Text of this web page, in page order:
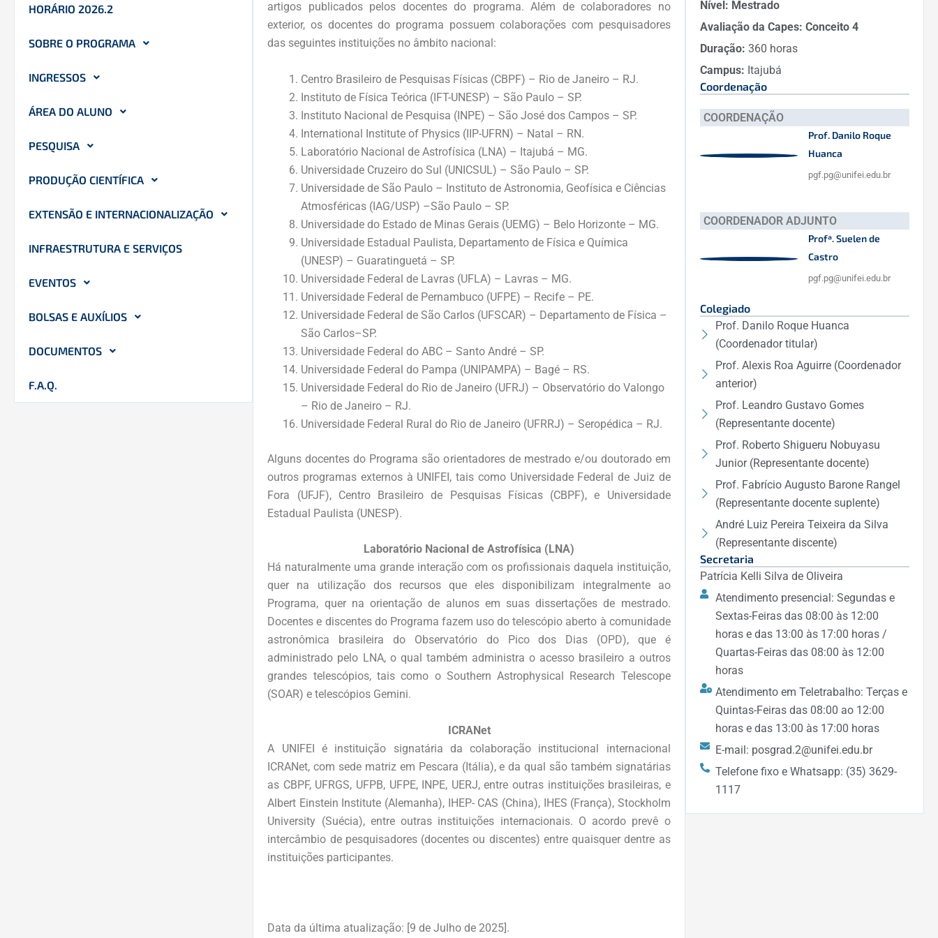
HORÁRIO 2026.2
SOBRE O PROGRAMA
INGRESSOS
ÁREA DO ALUNO
PESQUISA
PRODUÇÃO CIENTÍFICA
EXTENSÃO E INTERNACIONALIZAÇÃO
INFRAESTRUTURA E SERVIÇOS
EVENTOS
BOLSAS E AUXÍLIOS
DOCUMENTOS
F.A.Q.
artigos publicados pelos docentes do programa. Além de colaboradores no
exterior, os docentes do programa possuem colaborações com pesquisadores
das seguintes instituições no âmbito nacional:
Centro Brasileiro de Pesquisas Físicas (CBPF) – Rio de Janeiro – RJ.
Instituto de Física Teórica (IFT-UNESP) – São Paulo – SP.
Instituto Nacional de Pesquisa (INPE) – São José dos Campos – SP.
International Institute of Physics (IIP-UFRN) – Natal – RN.
Laboratório Nacional de Astrofísica (LNA) – Itajubá – MG.
Universidade Cruzeiro do Sul (UNICSUL) – São Paulo – SP.
Universidade de São Paulo – Instituto de Astronomia, Geofísica e Ciências
Atmosféricas (IAG/USP) –São Paulo – SP.
Universidade do Estado de Minas Gerais (UEMG) – Belo Horizonte – MG.
Universidade Estadual Paulista, Departamento de Física e Química
(UNESP) – Guaratinguetá – SP.
Universidade Federal de Lavras (UFLA) – Lavras – MG.
Universidade Federal de Pernambuco (UFPE) – Recife – PE.
Universidade Federal de São Carlos (UFSCAR) – Departamento de Física –
São Carlos–SP.
Universidade Federal do ABC – Santo André – SP.
Universidade Federal do Pampa (UNIPAMPA) – Bagé – RS.
Universidade Federal do Rio de Janeiro (UFRJ) – Observatório do Valongo
– Rio de Janeiro – RJ.
Universidade Federal Rural do Rio de Janeiro (UFRRJ) – Seropédica – RJ.
Alguns docentes do Programa são orientadores de mestrado e/ou doutorado em
outros programas externos à UNIFEI, tais como Universidade Federal de Juiz de
Fora (UFJF), Centro Brasileiro de Pesquisas Físicas (CBPF), e Universidade
Estadual Paulista (UNESP).
Laboratório Nacional de Astrofísica (LNA)
Há naturalmente uma grande interação com os profissionais daquela instituição,
quer na utilização dos recursos que eles disponibilizam integralmente ao
Programa, quer na orientação de alunos em suas dissertações de mestrado.
Docentes e discentes do Programa fazem uso do telescópio aberto à comunidade
astronômica brasileira do Observatório do Pico dos Dias (OPD), que é
administrado pelo LNA, o qual também administra o acesso brasileiro a outros
grandes telescópios, tais como o Southern Astrophysical Research Telescope
(SOAR) e telescópios Gemini.
ICRANet
A UNIFEI é instituição signatária da colaboração institucional internacional
ICRANet, com sede matriz em Pescara (Itália), e da qual são também signatárias
as CBPF, UFRGS, UFPB, UFPE, INPE, UERJ, entre outras instituições brasileiras, e
Albert Einstein Institute (Alemanha), IHEP- CAS (China), IHES (França), Stockholm
University (Suécia), entre outras instituições internacionais. O acordo prevê o
intercâmbio de pesquisadores (docentes ou discentes) entre quaisquer dentre as
instituições participantes.
Data da última atualização: [9 de Julho de 2025].
Nível: Mestrado
Avaliação da Capes: Conceito 4
Duração: 360 horas
Campus: Itajubá
Coordenação
COORDENAÇÃO
Prof. Danilo Roque
Huanca
pgf.pg@unifei.edu.br
COORDENADOR ADJUNTO
Profª. Suelen de
Castro
pgf.pg@unifei.edu.br
Colegiado
Prof. Danilo Roque Huanca
(Coordenador titular)
Prof. Alexis Roa Aguirre (Coordenador
anterior)
Prof. Leandro Gustavo Gomes
(Representante docente)
Prof. Roberto Shigueru Nobuyasu
Junior (Representante docente)
Prof. Fabrício Augusto Barone Rangel
(Representante docente suplente)
André Luiz Pereira Teixeira da Silva
(Representante discente)
Secretaria
Patrícia Kelli Silva de Oliveira
Atendimento presencial: Segundas e
Sextas-Feiras das 08:00 às 12:00
horas e das 13:00 às 17:00 horas /
Quartas-Feiras das 08:00 às 12:00
horas
Atendimento em Teletrabalho: Terças e
Quintas-Feiras das 08:00 ao 12:00
horas e das 13:00 às 17:00 horas
E-mail: posgrad.2@unifei.edu.br
Telefone fixo e Whatsapp: (35) 3629-
1117